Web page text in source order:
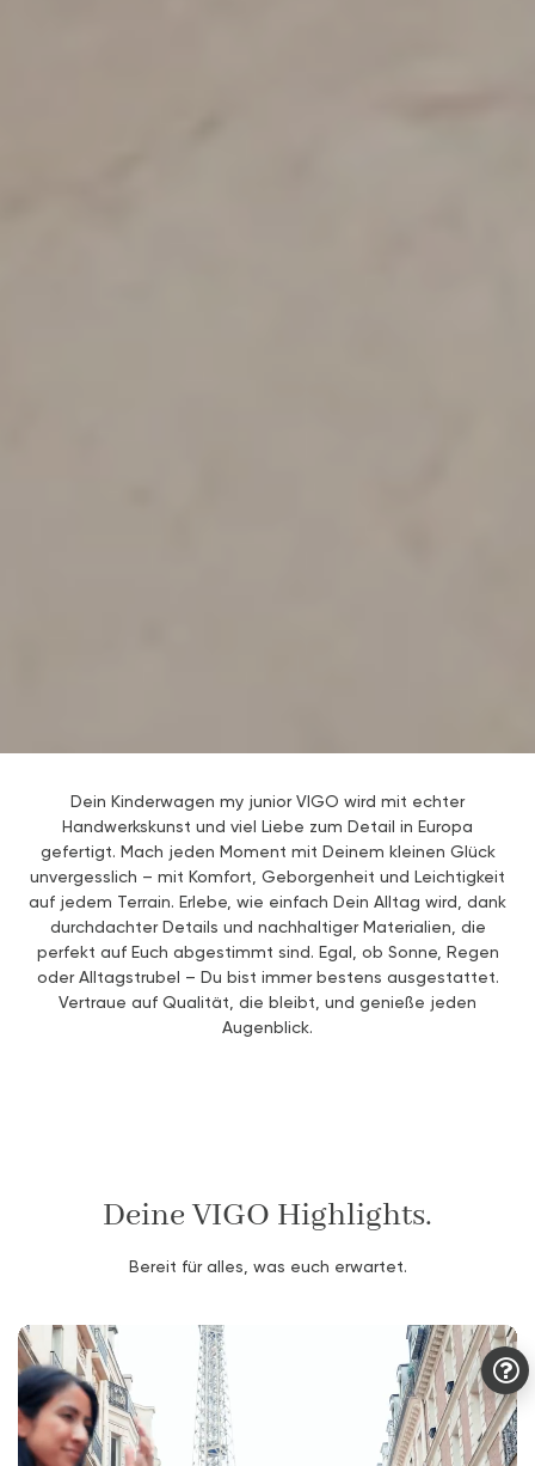
Dein Kinderwagen my junior VIGO wird mit echter
Handwerkskunst und viel Liebe zum Detail in Europa
gefertigt. Mach jeden Moment mit Deinem kleinen Glück
unvergesslich – mit Komfort, Geborgenheit und Leichtigkeit
auf jedem Terrain. Erlebe, wie einfach Dein Alltag wird, dank
durchdachter Details und nachhaltiger Materialien, die
perfekt auf Euch abgestimmt sind. Egal, ob Sonne, Regen
oder Alltagstrubel – Du bist immer bestens ausgestattet.
Vertraue auf Qualität, die bleibt, und genieße jeden
Augenblick.
Deine VIGO Highlights.
Bereit für alles, was euch erwartet.